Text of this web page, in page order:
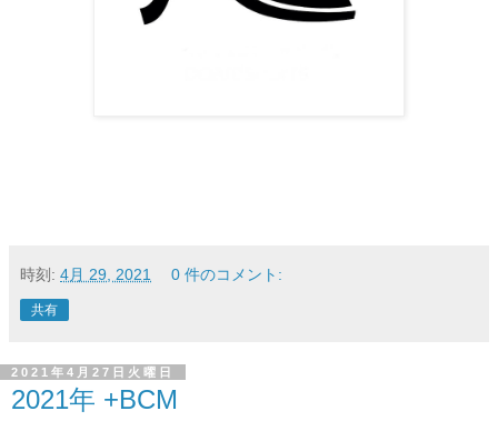
時刻: 4月 29, 2021 0 件のコメント:
共有
2021年4月27日火曜日
2021年 +BCM